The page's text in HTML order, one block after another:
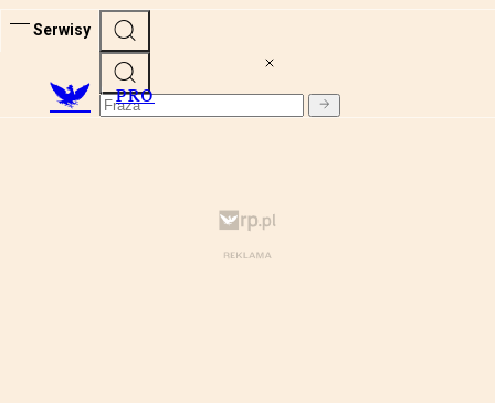
Serwisy
PRO